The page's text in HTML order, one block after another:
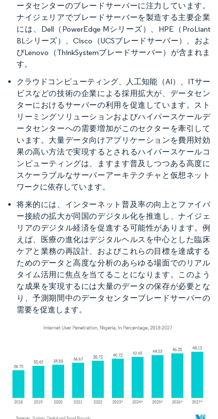
ータセンターのブレードサーバーに注力しています。
ナイジェリアでブレードサーバーを製造する主要企業
には、Dell（PowerEdge Mシリーズ）、HPE（ProLiant
BLシリーズ）、Cisco（UCSブレードサーバー）、およ
びLenovo（ThinkSystemブレードサーバー）が含まれま
す。
クラウドコンピューティング、人工知能（AI）、ITサー
ビスなどの技術の企業による採用拡大が、データセン
ターにおけるサーバーの利用を促進しています。スト
リーミングソリューションおよびハイパースケールデ
ータセンターへの需要増加がこのセクターを牽引して
います。大量データ向けアプリケーションを費用対効
果の高い方法で実現するとされるハイパースケールコ
ンピューティングは、ますます普及しつつある高度に
スケーラブルなサーバーアーキテクチャと仮想ネット
ワークに依存しています。
将来的には、インターネット普及率の向上とファイバ
ー接続の拡大が同国のデジタル化を推進し、ナイジェ
リアのデジタル経済を促進する可能性があります。例
えば、医療の進化はデジタルヘルスを中心とした臨床
ケアと業務の再設計、およびこれらの目標を達成する
ためのデータと高度な分析のあらゆる場面でのリアル
タイム活用に焦点を当てることになります。このよう
な成果を実現するには大量のデータの保存が必要とな
り、予測期間中のデータセンターブレードサーバーの
需要を促進します。